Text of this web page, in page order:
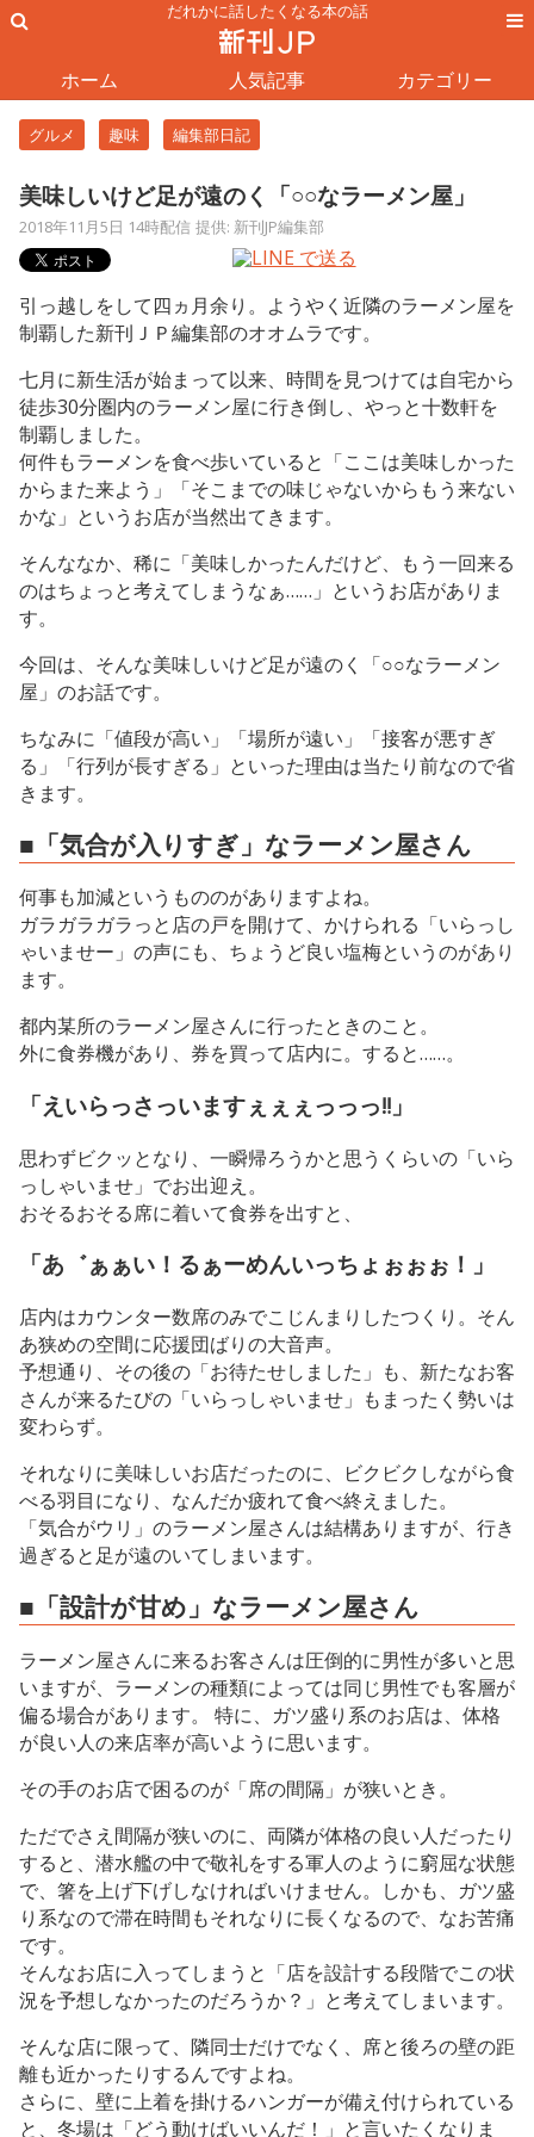
だれかに話したくなる本の話
ホーム 人気記事 カテゴリー
グルメ 趣味 編集部日記
美味しいけど足が遠のく「○○なラーメン屋」
2018年11月5日 14時配信 提供: 新刊JP編集部
引っ越しをして四ヵ月余り。ようやく近隣のラーメン屋を
制覇した新刊ＪＰ編集部のオオムラです。
七月に新生活が始まって以来、時間を見つけては自宅から
徒歩30分圏内のラーメン屋に行き倒し、やっと十数軒を
制覇しました。
何件もラーメンを食べ歩いていると「ここは美味しかった
からまた来よう」「そこまでの味じゃないからもう来ない
かな」というお店が当然出てきます。
そんななか、稀に「美味しかったんだけど、もう一回来る
のはちょっと考えてしまうなぁ……」というお店がありま
す。
今回は、そんな美味しいけど足が遠のく「○○なラーメン
屋」のお話です。
ちなみに「値段が高い」「場所が遠い」「接客が悪すぎ
る」「行列が長すぎる」といった理由は当たり前なので省
きます。
■「気合が入りすぎ」なラーメン屋さん
何事も加減というもののがありますよね。
ガラガラガラっと店の戸を開けて、かけられる「いらっし
ゃいませー」の声にも、ちょうど良い塩梅というのがあり
ます。
都内某所のラーメン屋さんに行ったときのこと。
外に食券機があり、券を買って店内に。すると……。
「えいらっさっいますぇぇぇっっっ‼︎」
思わずビクッとなり、一瞬帰ろうかと思うくらいの「いら
っしゃいませ」でお出迎え。
おそるおそる席に着いて食券を出すと、
「あ゛ぁぁい！るぁーめんいっちょぉぉぉ！」
店内はカウンター数席のみでこじんまりしたつくり。そん
あ狭めの空間に応援団ばりの大音声。
予想通り、その後の「お待たせしました」も、新たなお客
さんが来るたびの「いらっしゃいませ」もまったく勢いは
変わらず。
それなりに美味しいお店だったのに、ビクビクしながら食
べる羽目になり、なんだか疲れて食べ終えました。
「気合がウリ」のラーメン屋さんは結構ありますが、行き
過ぎると足が遠のいてしまいます。
■「設計が甘め」なラーメン屋さん
ラーメン屋さんに来るお客さんは圧倒的に男性が多いと思
いますが、ラーメンの種類によっては同じ男性でも客層が
偏る場合があります。 特に、ガツ盛り系のお店は、体格
が良い人の来店率が高いように思います。
その手のお店で困るのが「席の間隔」が狭いとき。
ただでさえ間隔が狭いのに、両隣が体格の良い人だったり
すると、潜水艦の中で敬礼をする軍人のように窮屈な状態
で、箸を上げ下げしなければいけません。しかも、ガツ盛
り系なので滞在時間もそれなりに長くなるので、なお苦痛
です。
そんなお店に入ってしまうと「店を設計する段階でこの状
況を予想しなかったのだろうか？」と考えてしまいます。
そんな店に限って、隣同士だけでなく、席と後ろの壁の距
離も近かったりするんですよね。
さらに、壁に上着を掛けるハンガーが備え付けられている
と、冬場は「どう動けばいいんだ！」と言いたくなりま